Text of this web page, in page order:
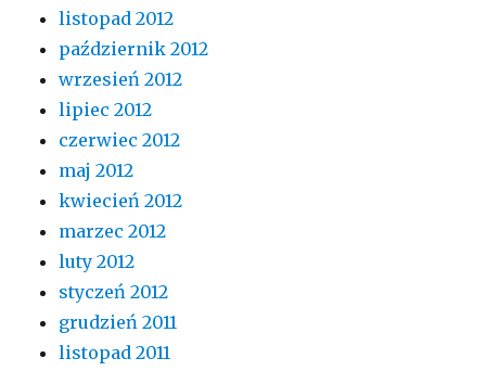
listopad 2012
październik 2012
wrzesień 2012
lipiec 2012
czerwiec 2012
maj 2012
kwiecień 2012
marzec 2012
luty 2012
styczeń 2012
grudzień 2011
listopad 2011